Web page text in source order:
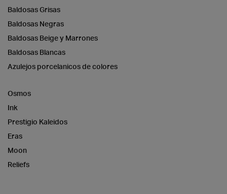
Baldosas Grisas
Baldosas Negras
Baldosas Beige y Marrones
Baldosas Blancas
Azulejos porcelanicos de colores
Osmos
Ink
Prestigio Kaleidos
Eras
Moon
Reliefs